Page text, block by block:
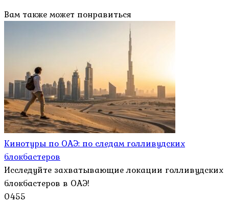
Вам также может понравиться
Кинотуры по ОАЭ: по следам голливудских
блокбастеров
Исследуйте захватывающие локации голливудских
блокбастеров в ОАЭ!
0455